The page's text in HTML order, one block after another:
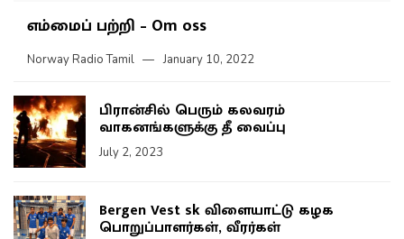
எம்மைப் பற்றி – Om oss
Norway Radio Tamil January 10, 2022
பிரான்சில் பெரும் கலவரம்
வாகனங்களுக்கு தீ வைப்பு
July 2, 2023
Bergen Vest sk விளையாட்டு கழக
பொறுப்பாளர்கள், வீரர்கள்